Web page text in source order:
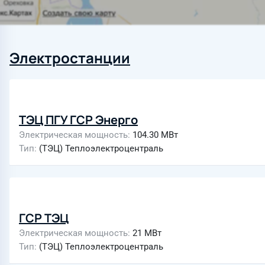
Электростанции
ТЭЦ ПГУ ГСР Энерго
Электрическая мощность 104.30 МВт
Тип (ТЭЦ) Теплоэлектроцентраль
ГСР ТЭЦ
Электрическая мощность 21 МВт
Тип (ТЭЦ) Теплоэлектроцентраль